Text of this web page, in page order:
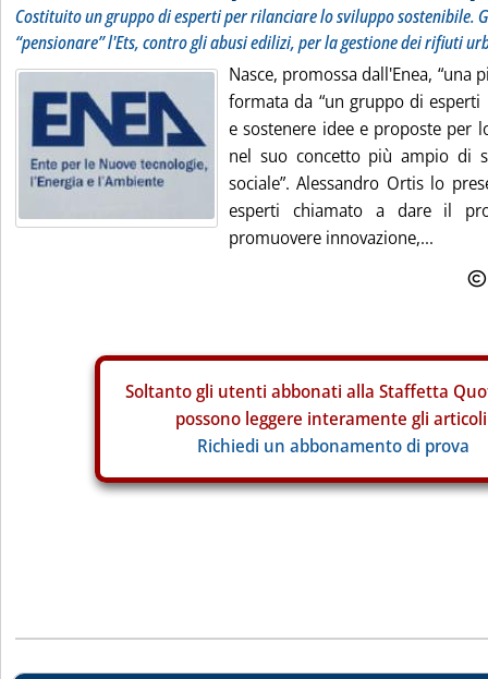
Costituito un gruppo di esperti per rilanciare lo sviluppo sostenibile.
“pensionare” l'Ets, contro gli abusi edilizi, per la gestione dei rifiuti
Nasce, promossa dall'Enea, “una
formata da “un gruppo di
e sostenere idee e proposte per
nel suo concetto più ampio di
sociale”. Alessandro Ortis lo
esperti chiamato a dare il
promuovere innovazione,...
Soltanto gli utenti abbonati alla Staffetta
possono leggere interamente gli
Richiedi un abbonamento di prova